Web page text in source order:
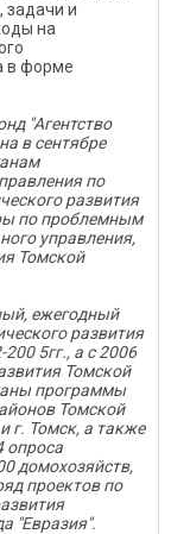
задачи и
на
в форме
"Агентство
в сентябре
по
развития
по проблемным
управления,
Томской
ежегодный
развития
5гг., а с 2006
Томской
программы
Томской
г. Томск, а также
опроса
домохозяйств,
проектов по
"Евразия".